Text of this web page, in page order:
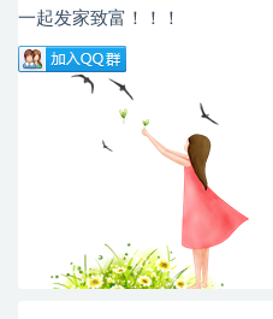
一起发家致富！！！